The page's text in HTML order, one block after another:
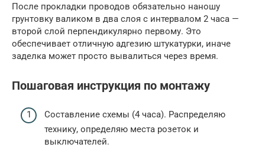
После прокладки проводов обязательно наношу
грунтовку валиком в два слоя с интервалом 2 часа —
второй слой перпендикулярно первому. Это
обеспечивает отличную адгезию штукатурки, иначе
заделка может просто вывалиться через время.
Пошаговая инструкция по монтажу
Составление схемы (4 часа). Распределяю
технику, определяю места розеток и
выключателей.